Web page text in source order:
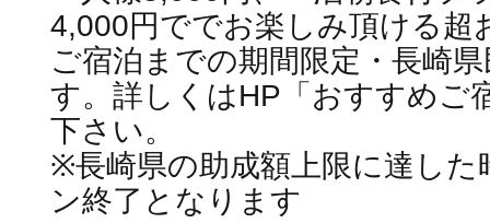
4,000円ででお楽しみ頂ける超
ご宿泊までの期間限定・長崎
す。詳しくはHP「おすすめご
下さい。
※長崎県の助成額上限に達した
ン終了となります